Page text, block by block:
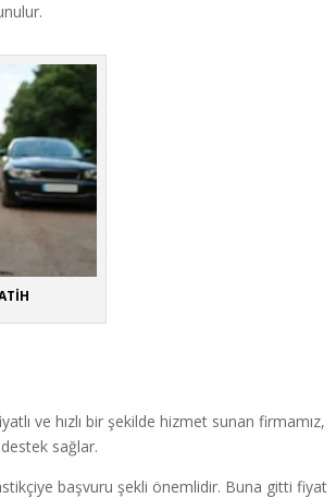
ve hızlı bir şekilde hizmet sunan firmamız,
sağlar.
başvuru şekli önemlidir. Buna gitti fiyat